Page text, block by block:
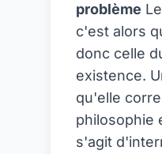
problème
c'est alors
donc celle
existence.
qu'elle
philosophie
s'agit